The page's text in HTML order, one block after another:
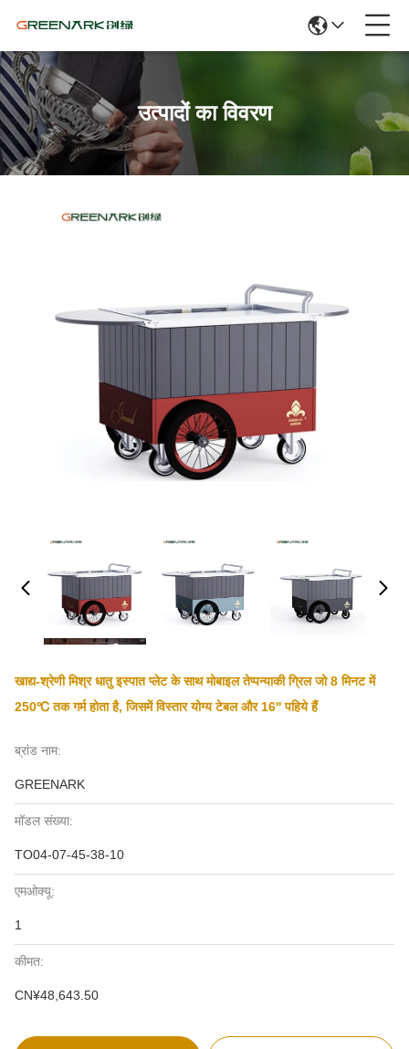
उत्पादों का विवरण
खाद्य-श्रेणी मिश्र धातु इस्पात प्लेट के साथ मोबाइल तेप्पन्याकी ग्रिल जो 8 मिनट में
250℃ तक गर्म होता है, जिसमें विस्तार योग्य टेबल और 16'' पहिये हैं
ब्रांड नाम:
GREENARK
मॉडल संख्या:
TO04-07-45-38-10
एमओक्यू:
1
कीमत:
CN¥48,643.50